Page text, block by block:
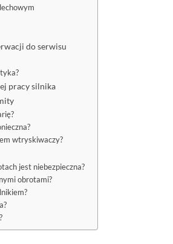
do serwisu
pracy silnika
wtryskiwaczy?
jest niebezpieczna?
obrotami?